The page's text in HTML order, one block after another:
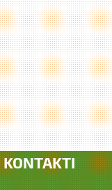
KONTAKTI